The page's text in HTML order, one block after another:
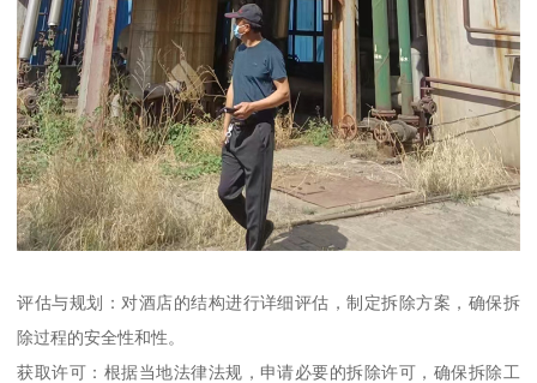
评估与规划：对酒店的结构进行详细评估，制定拆除方案，确保拆
除过程的安全性和性。
获取许可：根据当地法律法规，申请必要的拆除许可，确保拆除工